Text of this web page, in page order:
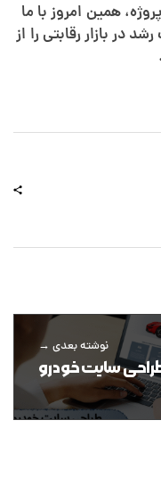
همین امروز با ما
در بازار رقابتی را از
نوشته بعدی
سایت خودرو